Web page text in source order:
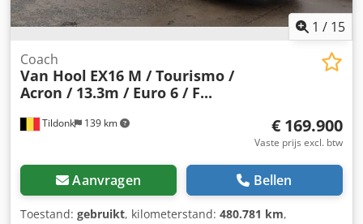
1 / 15
Tildonk 139 km
Coach
Van Hool EX16 M / Tourismo /
Acron / 13.3m / Euro 6 / F...
€ 169.900
Vaste prijs excl. btw
Aanvragen Bellen
Toestand: gebruikt, kilometerstand: 480.781 km,